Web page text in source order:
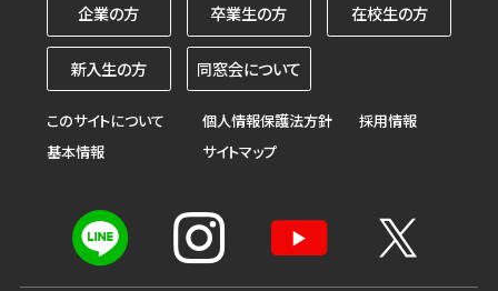
企業の方 卒業生の方 在校生の方
新入生の方 同窓会について
このサイトについて 個人情報保護法方針
採用情報
基本情報
サイトマップ